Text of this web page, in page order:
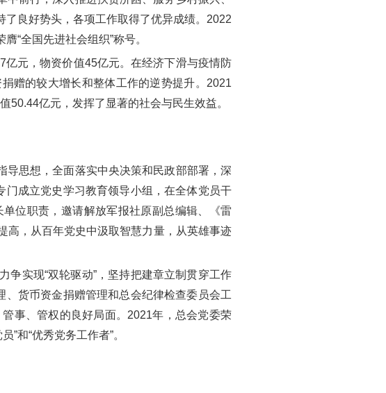
良好势头，各项工作取得了优异成绩。2022
“全国先进社会组织”称号。
元，物资价值45亿元。在经济下滑与疫情防
赠的较大增长和整体工作的逆势提升。2021
50.44亿元，发挥了显著的社会与民生效益。
思想，全面落实中央决策和民政部部署，深
门成立党史学习教育领导小组，在全体党员干
位职责，邀请解放军报社原副总编辑、《雷
高，从百年党史中汲取智慧力量，从英雄事迹
实现“双轮驱动”，坚持把建章立制贯穿工作
货币资金捐赠管理和总会纪律检查委员会工
事、管权的良好局面。2021年，总会党委荣
”和“优秀党务工作者”。